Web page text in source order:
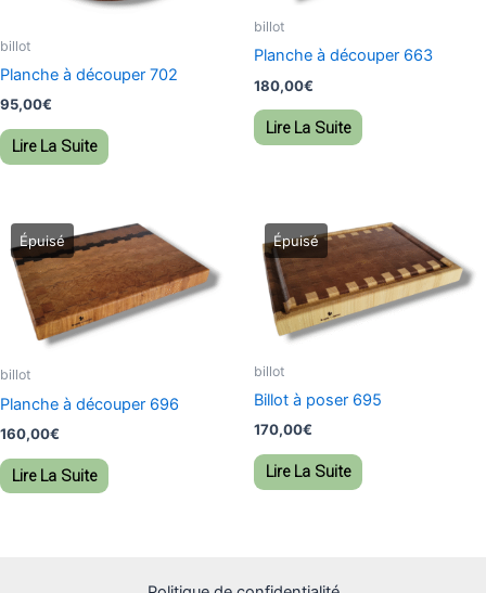
billot
Planche à découper 702
95,00€
Lire La Suite
billot
Planche à découper 663
180,00€
Lire La Suite
billot
Planche à découper 696
160,00€
Lire La Suite
billot
Billot à poser 695
170,00€
Lire La Suite